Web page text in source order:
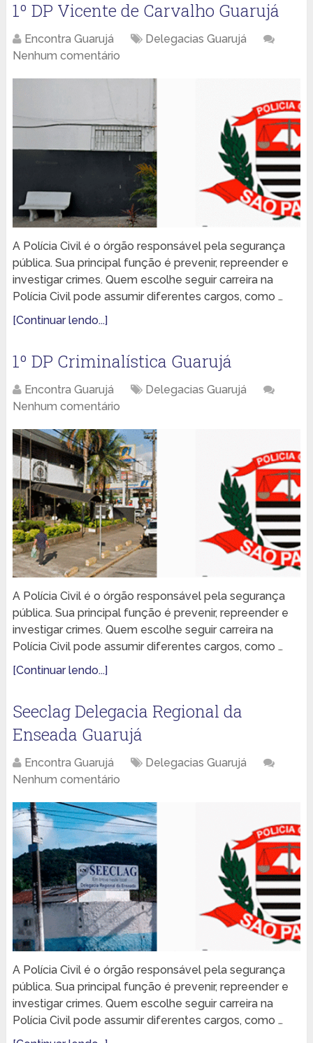
1º DP Vicente de Carvalho Guarujá
Encontra Guarujá
Delegacias Guarujá
Nenhum comentário
A Polícia Civil é o órgão responsável pela segurança
pública. Sua principal função é prevenir, repreender e
investigar crimes. Quem escolhe seguir carreira na
Polícia Civil pode assumir diferentes cargos, como …
[Continuar lendo...]
1º DP Criminalística Guarujá
Encontra Guarujá
Delegacias Guarujá
Nenhum comentário
A Polícia Civil é o órgão responsável pela segurança
pública. Sua principal função é prevenir, repreender e
investigar crimes. Quem escolhe seguir carreira na
Polícia Civil pode assumir diferentes cargos, como …
[Continuar lendo...]
Seeclag Delegacia Regional da
Enseada Guarujá
Encontra Guarujá
Delegacias Guarujá
Nenhum comentário
A Polícia Civil é o órgão responsável pela segurança
pública. Sua principal função é prevenir, repreender e
investigar crimes. Quem escolhe seguir carreira na
Polícia Civil pode assumir diferentes cargos, como …